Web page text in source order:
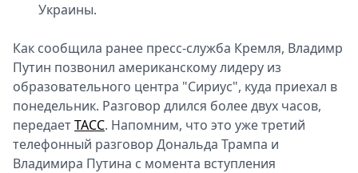
Украины.
Как сообщила ранее пресс-служба Кремля, Владимр
Путин позвонил американскому лидеру из
образовательного центра "Сириус", куда приехал в
понедельник. Разговор длился более двух часов,
передаетТАСС. Напомним, что это уже третий
телефонный разговор Дональда Трампа и
Владимира Путина с момента вступления